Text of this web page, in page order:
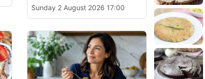
Sunday 2 August 2026 17:00